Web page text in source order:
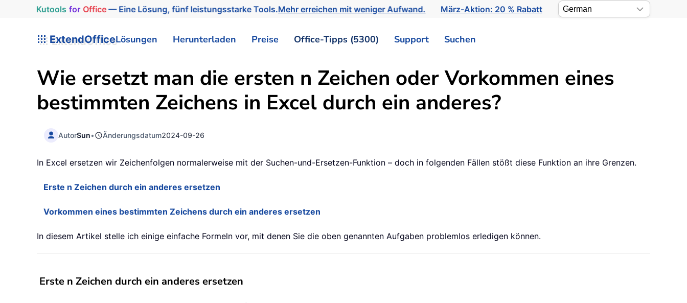
Kutools for Office— Eine Lösung, fünf leistungsstarke Tools.Mehr erreichen mit weniger Aufwand. März-Aktion: 20 % Rabatt
ExtendOfficeLösungen Herunterladen Preise Office-Tipps (5300) Support Suchen
Wie ersetzt man die ersten n Zeichen oder Vorkommen eines
bestimmten Zeichens in Excel durch ein anderes?
AutorSun• Änderungsdatum2024-09-26
In Excel ersetzen wir Zeichenfolgen normalerweise mit der Suchen-und-Ersetzen-Funktion – doch in folgenden Fällen stößt diese Funktion an ihre Grenzen.
Erste n Zeichen durch ein anderes ersetzen
Vorkommen eines bestimmten Zeichens durch ein anderes ersetzen
In diesem Artikel stelle ich einige einfache Formeln vor, mit denen Sie die oben genannten Aufgaben problemlos erledigen können.
Erste n Zeichen durch ein anderes ersetzen